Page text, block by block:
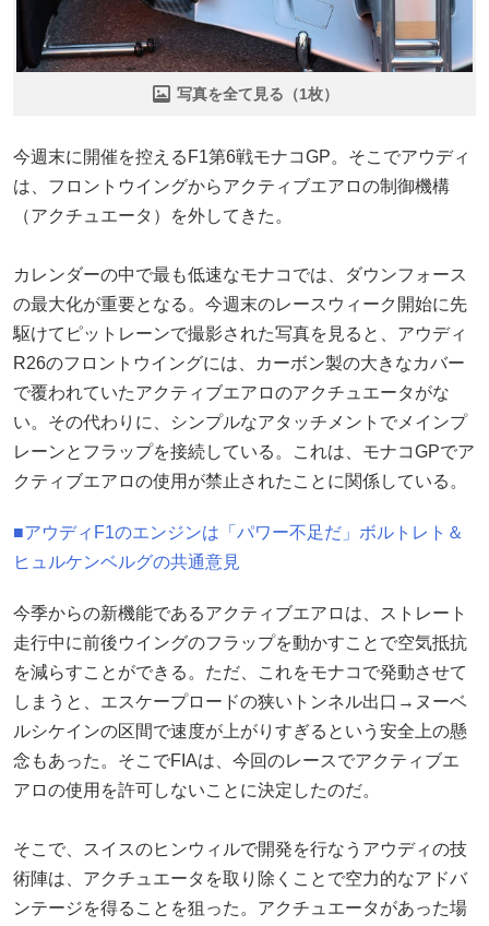
写真を全て見る（1枚）
今週末に開催を控えるF1第6戦モナコGP。そこでアウディ
は、フロントウイングからアクティブエアロの制御機構
（アクチュエータ）を外してきた。
カレンダーの中で最も低速なモナコでは、ダウンフォース
の最大化が重要となる。今週末のレースウィーク開始に先
駆けてピットレーンで撮影された写真を見ると、アウディ
R26のフロントウイングには、カーボン製の大きなカバー
で覆われていたアクティブエアロのアクチュエータがな
い。その代わりに、シンプルなアタッチメントでメインプ
レーンとフラップを接続している。これは、モナコGPでア
クティブエアロの使用が禁止されたことに関係している。
■アウディF1のエンジンは「パワー不足だ」ボルトレト＆
ヒュルケンベルグの共通意見
今季からの新機能であるアクティブエアロは、ストレート
走行中に前後ウイングのフラップを動かすことで空気抵抗
を減らすことができる。ただ、これをモナコで発動させて
しまうと、エスケープロードの狭いトンネル出口→ヌーベ
ルシケインの区間で速度が上がりすぎるという安全上の懸
念もあった。そこでFIAは、今回のレースでアクティブエ
アロの使用を許可しないことに決定したのだ。
そこで、スイスのヒンウィルで開発を行なうアウディの技
術陣は、アクチュエータを取り除くことで空力的なアドバ
ンテージを得ることを狙った。アクチュエータがあった場